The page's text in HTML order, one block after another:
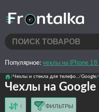
Популярное: чехлы на iPhone 18
Чехлы и стекла для телефо... Google
Чехлы на Google
ФИЛЬТРЫ